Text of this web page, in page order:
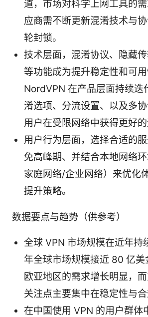
道，市场对科学上网工具的
应商需不断更新混淆技术与
轮封锁。
技术层面，混淆协议、隐藏
等功能成为提升稳定性和可用
NordVPN 在产品层面持续迭
淆选项、分流设置、以及多
用户在受限网络中获得更好的
用户行为层面，选择合适的
免高峰期、并结合本地网络环
家庭网络/企业网络）来优化
提升策略。
数据要点与趋势（供参考）
全球 VPN 市场规模在近年持
年全球市场规模接近 80 亿美
欧亚地区的需求增长明显，
关注点主要集中在稳定性与合
在中国使用 VPN 的用户群体